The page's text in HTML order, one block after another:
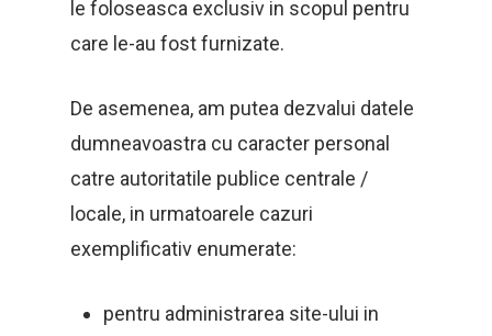
le foloseasca exclusiv in scopul pentru
care le-au fost furnizate.
De asemenea, am putea dezvalui datele
dumneavoastra cu caracter personal
catre autoritatile publice centrale /
locale, in urmatoarele cazuri
exemplificativ enumerate:
pentru administrarea site-ului in